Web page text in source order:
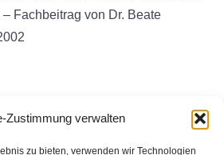
Zustimmung verwalten
zu bieten, verwenden wir Technologien
Fachbeitrag von Dr. Beate